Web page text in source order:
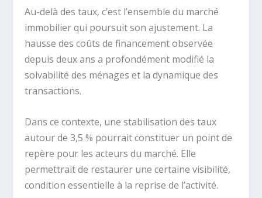
Au-delà des taux, c’est l’ensemble du marché
immobilier qui poursuit son ajustement. La
hausse des coûts de financement observée
depuis deux ans a profondément modifié la
solvabilité des ménages et la dynamique des
transactions.
Dans ce contexte, une stabilisation des taux
autour de 3,5 % pourrait constituer un point de
repère pour les acteurs du marché. Elle
permettrait de restaurer une certaine visibilité,
condition essentielle à la reprise de l’activité.